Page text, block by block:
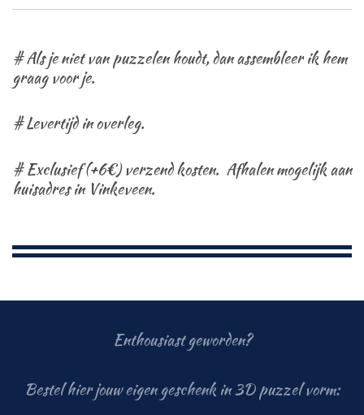
# Als je niet van puzzelen houdt, dan assembleer ik hem
graag voor je.
# Levertijd in overleg.
# Exclusief (+6€) verzend kosten. Afhalen mogelijk aan
huisadres in Vinkeveen.
Enthousiast geworden?
Bestel hier jouw eigen geschenk in 3D puzzel vorm: